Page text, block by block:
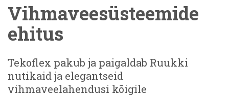
Vihmaveesüsteemide
ehitus
Tekoflex pakub ja paigaldab Ruukki
nutikaid ja elegantseid
vihmaveelahendusi kõigile